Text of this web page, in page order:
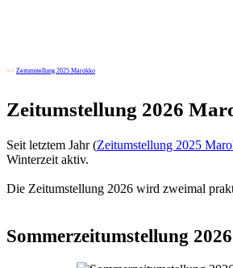
<< Zeitumstellung 2025 Marokko
Zeitumstellung 2026
Seit letztem Jahr (Zeitumstellung 2025
Winterzeit aktiv.
Die Zeitumstellung 2026 wird zweimal
Sommerzeitumstellung